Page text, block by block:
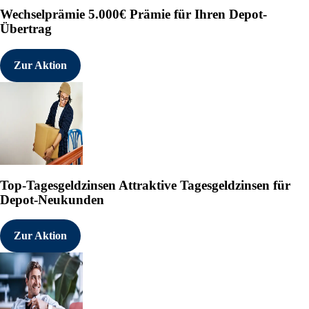
Nach den Saisonläufen 9
beim-ikonischem-monaco-
Wechselprämie 5.000€ Prämie für Ihren Depot-
Übertrag
Zur Aktion
Top-Tagesgeldzinsen Attraktive Tagesgeldzinsen für
Depot-Neukunden
Zur Aktion